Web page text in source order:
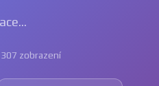
307 zobrazení